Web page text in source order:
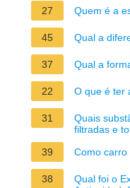
27 Quem é a
45 Qual a
37 Qual a
22 O que é ter
31
Quais
filtradas e
39
Como
38
Qual foi o